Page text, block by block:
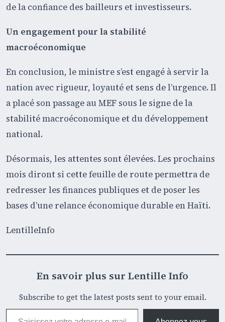
de la confiance des bailleurs et investisseurs.
Un engagement pour la stabilité
macroéconomique
En conclusion, le ministre s’est engagé à servir la
nation avec rigueur, loyauté et sens de l’urgence. Il
a placé son passage au MEF sous le signe de la
stabilité macroéconomique et du développement
national.
Désormais, les attentes sont élevées. Les prochains
mois diront si cette feuille de route permettra de
redresser les finances publiques et de poser les
bases d’une relance économique durable en Haïti.
LentilleInfo
En savoir plus sur Lentille Info
Subscribe to get the latest posts sent to your email.
Saisissez votre adresse e-mail…